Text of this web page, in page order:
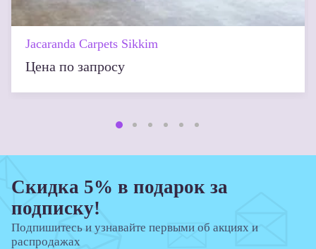
Jacaranda Carpets Sikkim
Цена по запросу
Скидка 5% в подарок за
подписку!
Подпишитесь и узнавайте первыми об акциях и
распродажах